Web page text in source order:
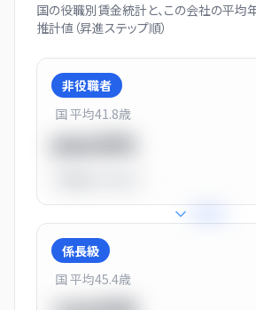
国の役職別賃金統計と、この会社の平均
推計値（昇進ステップ順）
非役職者
国 平均41.8歳
係長級
国 平均45.4歳